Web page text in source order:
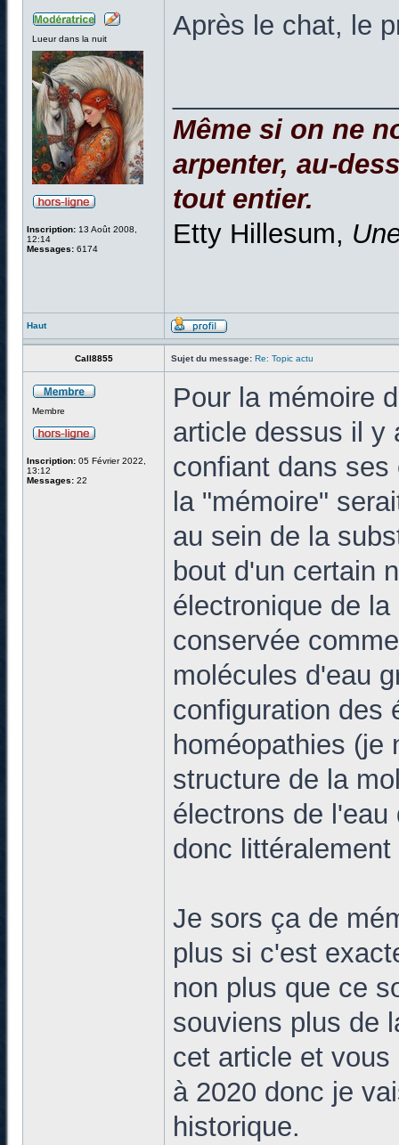
Lueur dans la nuit
Inscription: 13 Août 2008,
12:14
Messages: 6174
Après le chat, le
Même si on ne
arpenter, au-
tout entier.
Etty Hillesum,
Haut
Call8855 Sujet du message: Re: Topic actu
Membre
Inscription: 05 Février 2022,
13:12
Messages: 22
Pour la mémoire
article dessus il y
confiant dans
la "mémoire"
au sein de la
bout d'un certain
électronique de
conservée
molécules d'eau
configuration des
homéopathies
structure de la
électrons de
donc
Je sors ça de
plus si c'est
non plus que ce
souviens plus de
cet article et
à 2020 donc je
historique.